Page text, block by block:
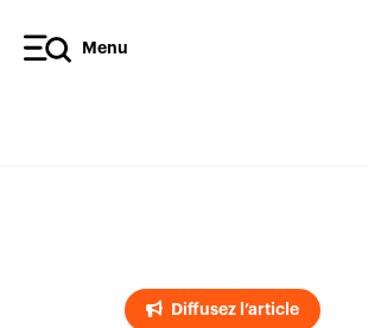
Menu
Diffusez l’article